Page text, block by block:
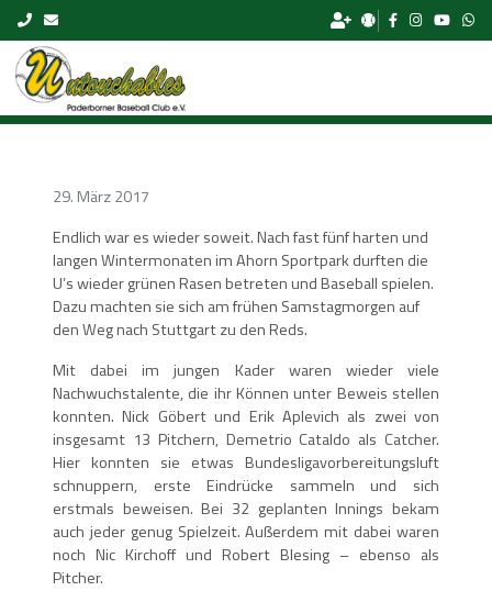
Skip to content
29. März 2017
Endlich war es wieder soweit. Nach fast fünf harten und
langen Wintermonaten im Ahorn Sportpark durften die
U’s wieder grünen Rasen betreten und Baseball spielen.
Dazu machten sie sich am frühen Samstagmorgen auf
den Weg nach Stuttgart zu den Reds.
Mit dabei im jungen Kader waren wieder viele
Nachwuchstalente, die ihr Können unter Beweis stellen
konnten. Nick Göbert und Erik Aplevich als zwei von
insgesamt 13 Pitchern, Demetrio Cataldo als Catcher.
Hier konnten sie etwas Bundesligavorbereitungsluft
schnuppern, erste Eindrücke sammeln und sich
erstmals beweisen. Bei 32 geplanten Innings bekam
auch jeder genug Spielzeit. Außerdem mit dabei waren
noch Nic Kirchoff und Robert Blesing – ebenso als
Pitcher.